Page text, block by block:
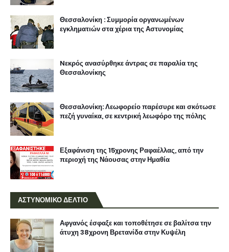
Θεσσαλονίκη : Συμμορία οργανωμένων
εγκληματιών στα χέρια της Αστυνομίας
Nεκρός ανασύρθηκε άντρας σε παραλία της
Θεσσαλονίκης
Θεσσαλονίκη: Λεωφορείο παρέσυρε και σκότωσε
πεζή γυναίκα, σε κεντρική λεωφόρο της πόλης
Εξαφάνιση της 15χρονης Ραφαέλλας, από την
περιοχή της Νάουσας στην Ημαθία
ΑΣΤΥΝΟΜΙΚΟ ΔΕΛΤΙΟ
Αφγανός έσφαξε και τοποθέτησε σε βαλίτσα την
άτυχη 38χρονη Βρετανίδα στην Κυψέλη